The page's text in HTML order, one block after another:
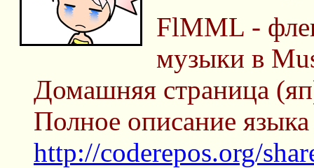
FlMML -
музыки в
Домашняя страница
Полное описание
http://coderepos.org/